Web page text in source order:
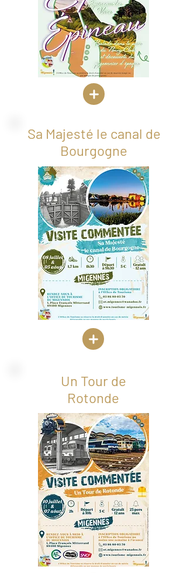
Sa Majesté le canal de
Bourgogne
Un Tour de
Rotonde